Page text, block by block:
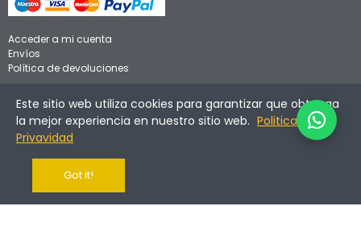
Acceder a mi cuenta
Envíos
Política de devoluciones
Aviso legal
Política de privacidad
Política de cookies
© 2026
Este sitio web utiliza cookies para garantizar que obtenga
la mejor experiencia en nuestro sitio web. Politica de
Privavidad
Got it!